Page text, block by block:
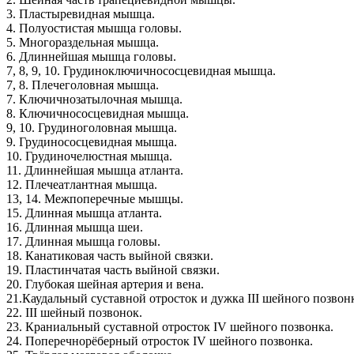
3. Пластыревидная мышца.
4. Полуостистая мышца головы.
5. Многораздельная мышца.
6. Длиннейшая мышца головы.
7, 8, 9, 10. Грудиноключичнососцевидная мышца.
7, 8. Плечеголовная мышца.
7. Ключичнозатылочная мышца.
8. Ключичнососцевидная мышца.
9, 10. Грудиноголовная мышца.
9. Грудинососцевидная мышца.
10. Грудиночелюстная мышца.
11. Длиннейшая мышца атланта.
12. Плечеатлантная мышца.
13, 14. Межпоперечные мышцы.
15. Длинная мышца атланта.
16. Длинная мышца шеи.
17. Длинная мышца головы.
18. Канатиковая часть выйной связки.
19. Пластинчатая часть выйной связки.
20. Глубокая шейная артерия и вена.
21.Каудальный суставной отросток и дужка III шейного
22. III шейный позвонок.
23. Краниальный суставной отросток IV шейного позвонка.
24. Поперечнорёберный отросток IV шейного позвонка.